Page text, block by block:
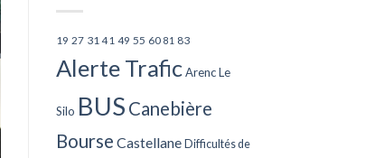
19 27 31 41 49 55 60 81 83
Alerte Trafic Arenc Le
Silo BUS Canebière
Bourse Castellane Difficultés de